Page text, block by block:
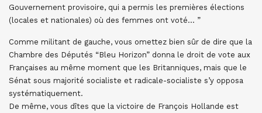
Gouvernement provisoire, qui a permis les premières élections
(locales et nationales) où des femmes ont voté… ”
Comme militant de gauche, vous omettez bien sûr de dire que la
Chambre des Députés “Bleu Horizon” donna le droit de vote aux
Françaises au même moment que les Britanniques, mais que le
Sénat sous majorité socialiste et radicale-socialiste s’y opposa
systématiquement.
De même, vous dîtes que la victoire de François Hollande est